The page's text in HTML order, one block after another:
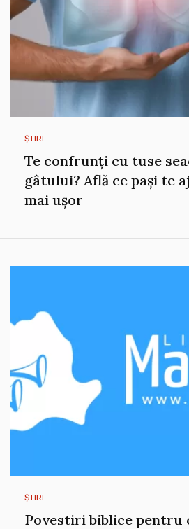
ȘTIRI
Te confrunți cu tuse
gâtului? Află ce pași te
mai ușor
ȘTIRI
Povestiri biblice pentru